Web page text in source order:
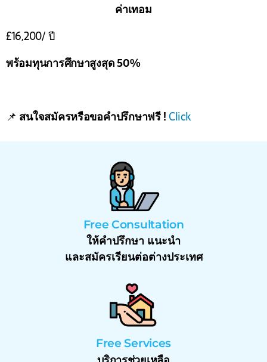
ค่าเทอม
£16,200/ ปี
พร้อมทุนการศึกษาสูงสุด 50%
📌 สนใจสมัครหรือขอคำปรึกษาฟรี !Click
Free Consultation
ให้คำปรึกษา แนะนำ
และสมัครเรียนต่อต่างประเทศ
Free Services